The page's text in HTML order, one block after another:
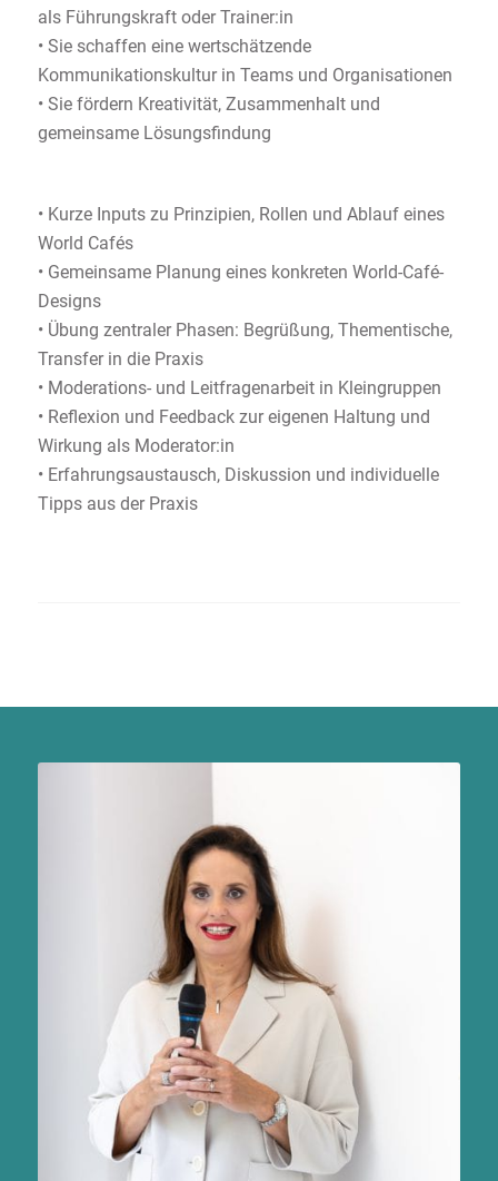
als Führungskraft oder Trainer:in
• Sie schaffen eine wertschätzende
Kommunikationskultur in Teams und Organisationen
• Sie fördern Kreativität, Zusammenhalt und
gemeinsame Lösungsfindung
• Kurze Inputs zu Prinzipien, Rollen und Ablauf eines
World Cafés
• Gemeinsame Planung eines konkreten World-Café-
Designs
• Übung zentraler Phasen: Begrüßung, Thementische,
Transfer in die Praxis
• Moderations- und Leitfragenarbeit in Kleingruppen
• Reflexion und Feedback zur eigenen Haltung und
Wirkung als Moderator:in
• Erfahrungsaustausch, Diskussion und individuelle
Tipps aus der Praxis